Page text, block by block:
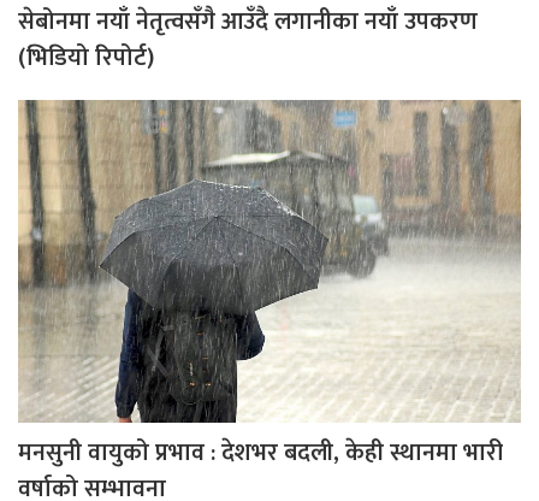
सेबोनमा नयाँ नेतृत्वसँगै आउँदै लगानीका नयाँ उपकरण
(भिडियो रिपोर्ट)
मनसुनी वायुको प्रभाव : देशभर बदली, केही स्थानमा भारी
वर्षाको सम्भावना